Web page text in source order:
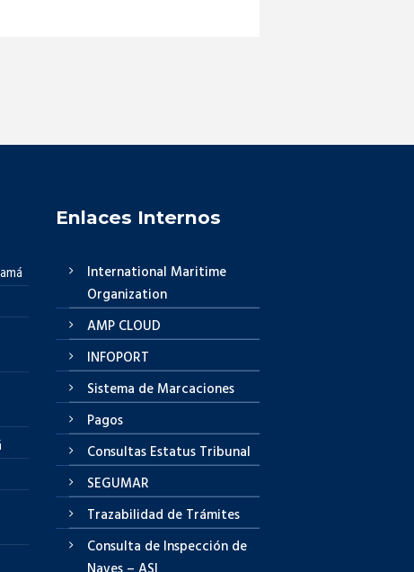
Enlaces Internos
International Maritime
Organization
AMP CLOUD
INFOPORT
Sistema de Marcaciones
Pagos
Consultas Estatus Tribunal
SEGUMAR
Trazabilidad de Trámites
Consulta de Inspección de